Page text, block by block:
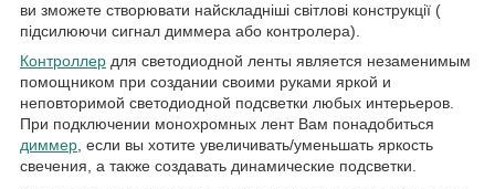
ви зможете створювати найскладніші світлові конструкції (
підсилюючи сигнал диммера або контролера).
Контроллер для светодиодной ленты является незаменимым
помощником при создании своими руками яркой и
неповторимой светодиодной подсветки любых интерьеров.
При подключении монохромных лент Вам понадобиться
диммер, если вы хотите увеличивать/уменьшать яркость
свечения, а также создавать динамические подсветки.